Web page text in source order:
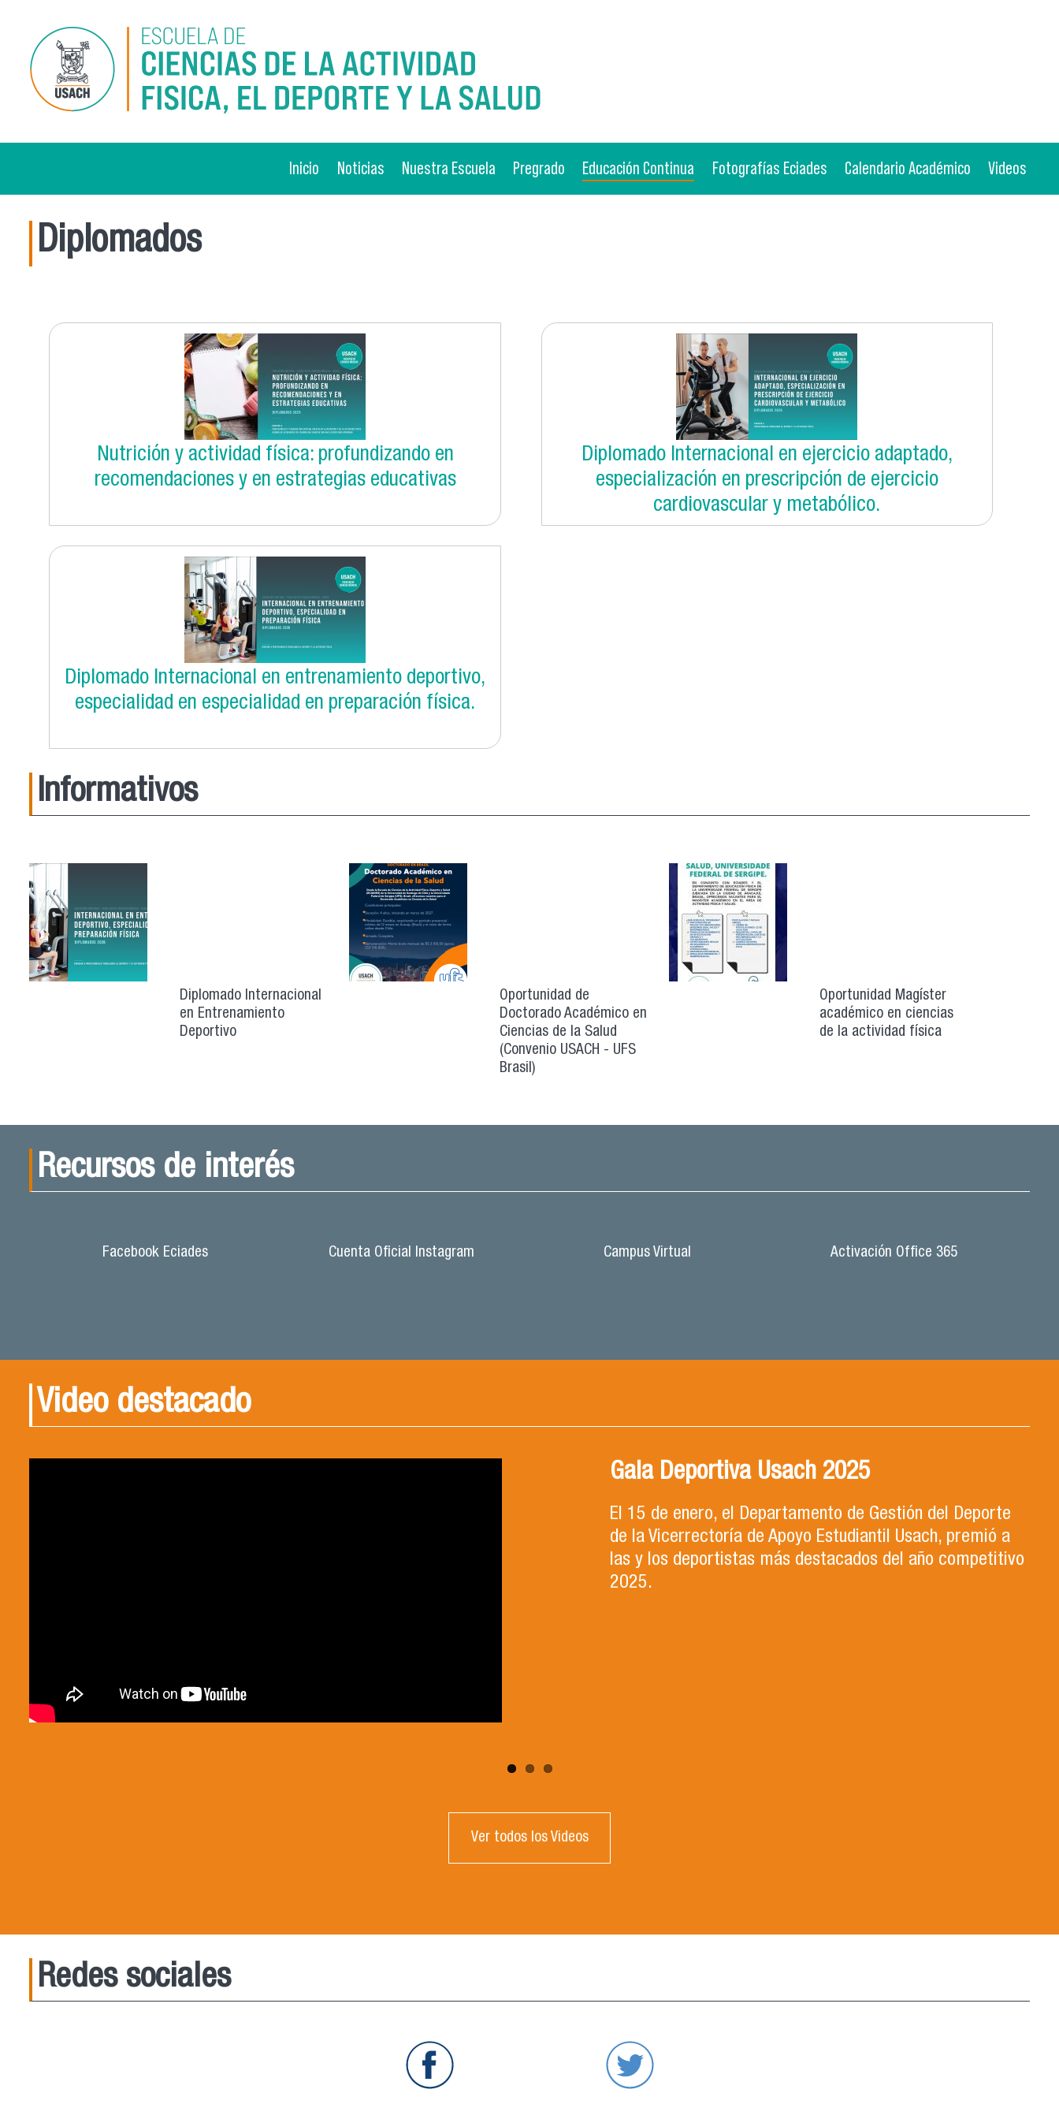
Inicio Noticias Nuestra Escuela Pregrado Educación Continua Fotografías Eciades Calendario Académico Videos
Diplomados
Nutrición y actividad física: profundizando en
recomendaciones y en estrategias educativas
Diplomado Internacional en ejercicio adaptado,
especialización en prescripción de ejercicio
cardiovascular y metabólico.
Diplomado Internacional en entrenamiento deportivo,
especialidad en especialidad en preparación física.
Informativos
Diplomado Internacional
en Entrenamiento
Deportivo
Oportunidad de
Doctorado Académico en
Ciencias de la Salud
(Convenio USACH - UFS
Brasil)
Oportunidad Magíster
académico en ciencias
de la actividad física
Recursos de interés
Facebook Eciades Cuenta Oficial Instagram Campus Virtual Activación Office 365
Video destacado
Gala Deportiva Usach 2025
El 15 de enero, el Departamento de Gestión del Deporte
de la Vicerrectoría de Apoyo Estudiantil Usach, premió a
las y los deportistas más destacados del año competitivo
2025.
Ver todos los Videos
Redes sociales